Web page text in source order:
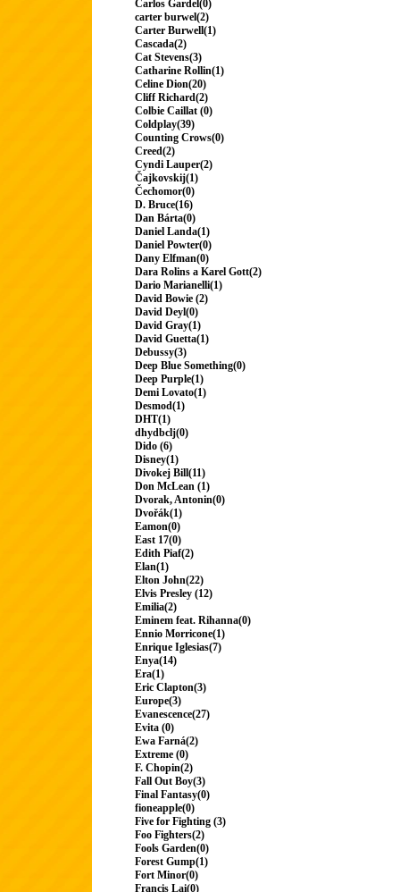
Carlos Gardel(0)
carter burwel(2)
Carter Burwell(1)
Cascada(2)
Cat Stevens(3)
Catharine Rollin(1)
Celine Dion(20)
Cliff Richard(2)
Colbie Caillat (0)
Coldplay(39)
Counting Crows(0)
Creed(2)
Cyndi Lauper(2)
Čajkovskij(1)
Čechomor(0)
D. Bruce(16)
Dan Bárta(0)
Daniel Landa(1)
Daniel Powter(0)
Dany Elfman(0)
Dara Rolins a Karel Gott(2)
Dario Marianelli(1)
David Bowie (2)
David Deyl(0)
David Gray(1)
David Guetta(1)
Debussy(3)
Deep Blue Something(0)
Deep Purple(1)
Demi Lovato(1)
Desmod(1)
DHT(1)
dhydbclj(0)
Dido (6)
Disney(1)
Divokej Bill(11)
Don McLean (1)
Dvorak, Antonin(0)
Dvořák(1)
Eamon(0)
East 17(0)
Edith Piaf(2)
Elan(1)
Elton John(22)
Elvis Presley (12)
Emilia(2)
Eminem feat. Rihanna(0)
Ennio Morricone(1)
Enrique Iglesias(7)
Enya(14)
Era(1)
Eric Clapton(3)
Europe(3)
Evanescence(27)
Evita (0)
Ewa Farná(2)
Extreme (0)
F. Chopin(2)
Fall Out Boy(3)
Final Fantasy(0)
fioneapple(0)
Five for Fighting (3)
Foo Fighters(2)
Fools Garden(0)
Forest Gump(1)
Fort Minor(0)
Francis Lai(0)